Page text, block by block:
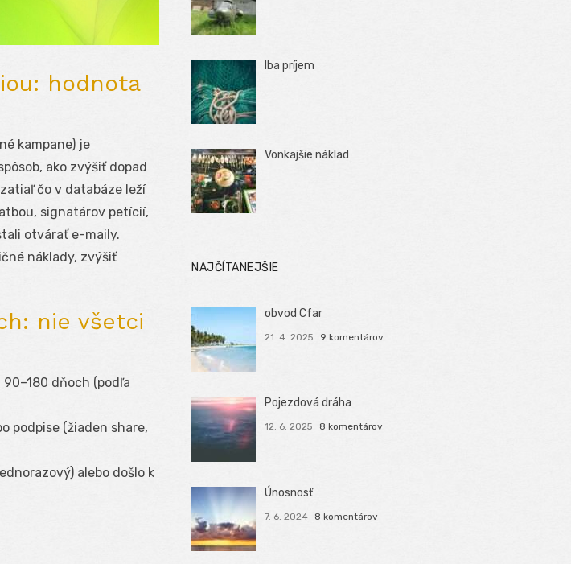
hodnota
kampane) je
ako zvýšiť dopad
čo v databáze leží
signatárov petícií,
otvárať e-maily.
náklady, zvýšiť
nie všetci
dňoch (podľa
podpise (žiaden share,
alebo došlo k
Iba príjem
Vonkajšie náklad
NAJČÍTANEJŠIE
obvod Cfar
21. 4. 2025 9 komentárov
Pojezdová dráha
12. 6. 2025 8 komentárov
Únosnosť
7. 6. 2024 8 komentárov